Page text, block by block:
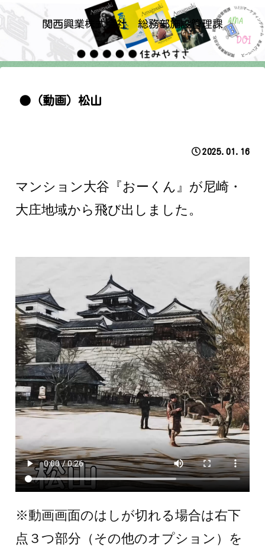
関西興業株式会社 総務部施設管理課
●（動画）松山
2025.01.16
マンション大谷『おーくん』が尼崎・
大庄地域から飛び出しました。
※動画画面のはしが切れる場合は右下
点３つ部分（その他のオプション）を